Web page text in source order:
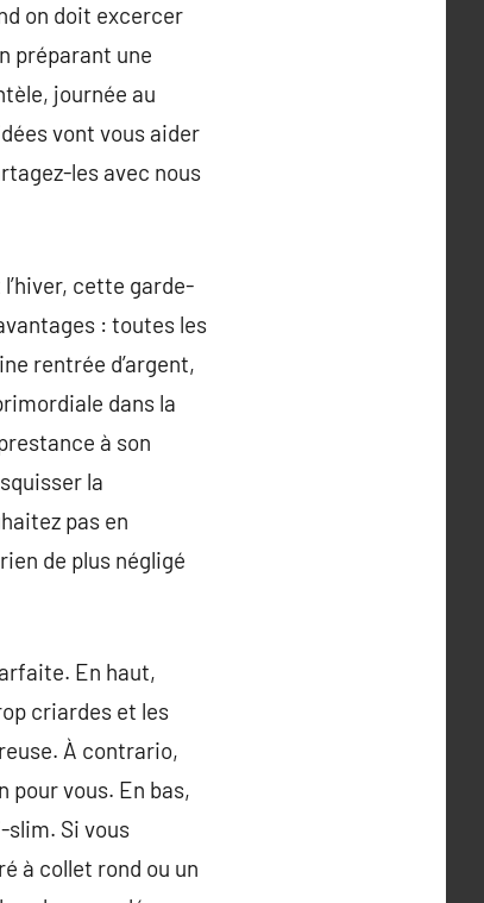
on doit excercer
préparant une
journée au
vont vous aider
les avec nous
cette garde-
: toutes les
rentrée d’argent,
dans la
à son
la
pas en
de plus négligé
En haut,
criardes et les
À contrario,
pour vous. En bas,
slim. Si vous
à collet rond ou un